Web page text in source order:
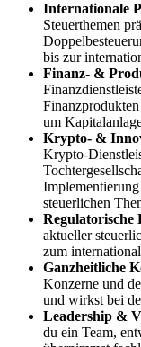
Internationale
Steuerthemen
bis zur
Finanz- &
um
Krypto- &
Krypto-
steuerlichen
Regulatorische
aktueller
zum
Ganzheitliche
Konzerne und
und wirkst bei
Leadership &
du ein Team,